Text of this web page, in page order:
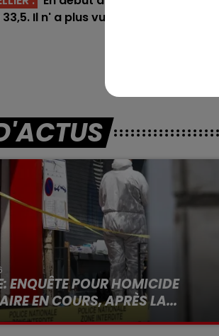
33,5. Il n' a plus vu un podium depuis
En
ENQUÊTE POUR HOMICIDE
EN COURS, APRÈS LA...
éléments, le logement